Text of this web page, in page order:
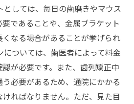
としては、毎日の歯磨きやマウス
であることや、金属ブラケット
なる場合があることが挙げられ
については、歯医者によって料金
が必要です。また、歯列矯正中
必要があるため、通院にかかる
ればなりません。ただ、見た目